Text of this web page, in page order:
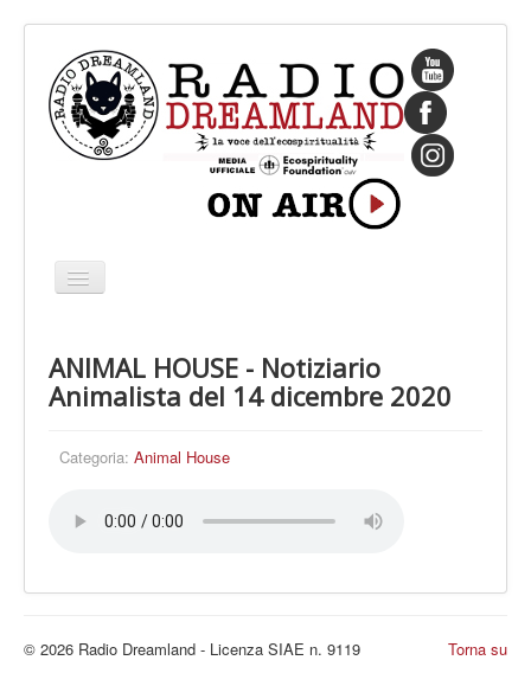
Cambia
navigazione
CHI SIAMO
IL FONDATORE
PROGRAMMI
LE VOCI
PRESS
ANIMAL HOUSE - Notiziario
Animalista del 14 dicembre 2020
Categoria: Animal House
Torna su
© 2026 Radio Dreamland - Licenza SIAE n. 9119